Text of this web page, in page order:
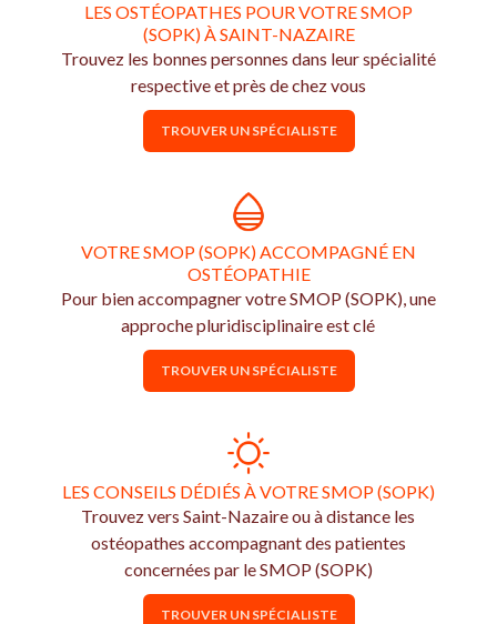
LES OSTÉOPATHES POUR VOTRE SMOP
(SOPK) À SAINT-NAZAIRE
Trouvez les bonnes personnes dans leur spécialité
respective et près de chez vous
TROUVER UN SPÉCIALISTE
VOTRE SMOP (SOPK) ACCOMPAGNÉ EN
OSTÉOPATHIE
Pour bien accompagner votre SMOP (SOPK), une
approche pluridisciplinaire est clé
TROUVER UN SPÉCIALISTE
LES CONSEILS DÉDIÉS À VOTRE SMOP (SOPK)
Trouvez vers Saint-Nazaire ou à distance les
ostéopathes accompagnant des patientes
concernées par le SMOP (SOPK)
TROUVER UN SPÉCIALISTE